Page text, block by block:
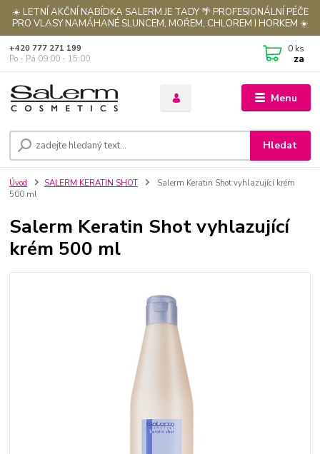
☀️ LETNÍ AKČNÍ NABÍDKA SALERM JE TADY 🌴 PROFESIONÁLNÍ PÉČE
PRO VLASY NAMÁHANÉ SLUNCEM, MOŘEM, CHLOREM I HORKEM ☀️
Menu
Hledat
+420 777 271 199
Po - Pá 09:00 - 15:00
0 ks
za
Úvod SALERM KERATIN SHOT
Salerm Keratin Shot vyhlazující krém
500 ml
Salerm Keratin Shot vyhlazující
krém 500 ml